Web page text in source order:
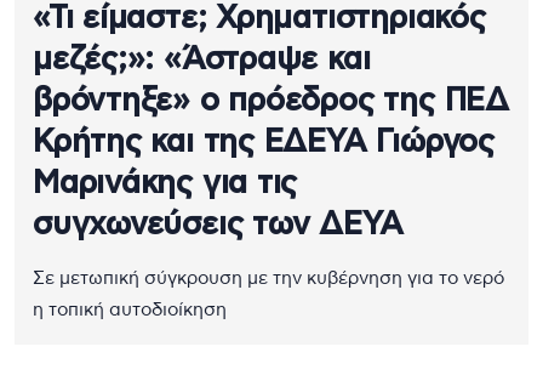
«Τι είμαστε; Χρηματιστηριακός
μεζές;»: «Άστραψε και
βρόντηξε» ο πρόεδρος της ΠΕΔ
Κρήτης και της ΕΔΕΥΑ Γιώργος
Μαρινάκης για τις
συγχωνεύσεις των ΔΕΥΑ
Σε μετωπική σύγκρουση με την κυβέρνηση για το νερό
η τοπική αυτοδιοίκηση